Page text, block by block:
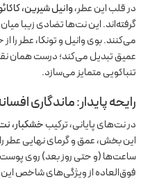
در قلب این عطر،وانیل شیرین،
گرفته‌اند. این نت‌ها تضادی زیبا
می‌کنند. بوی وانیل و تونکا، عطر
عمیق تبدیل می‌کند؛ درست همان
تنباکویی متمایز می‌سازد.
رایحه پایدار: ماندگاری
در نت‌های پایانی، ترکیبخشکبار،
این بخش، عمق و گرمای نهایی عطر
ساعت‌ها (و حتی روز بعد) روی
فوق‌العاده از ویژگی‌های شاخص